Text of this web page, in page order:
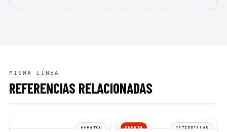
MISMA LÍNEA
REFERENCIAS RELACIONADAS
KOMATSU OFERTA CATERPILLAR